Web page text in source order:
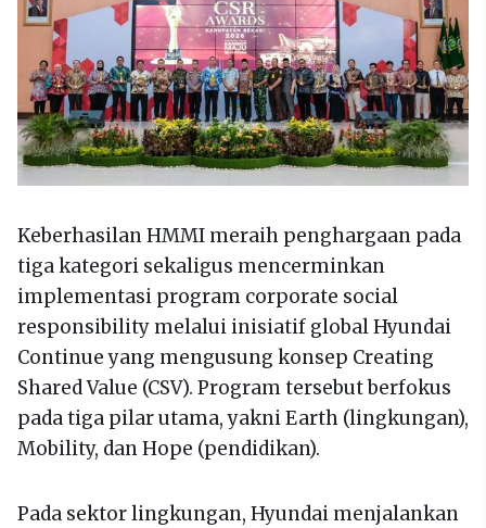
Keberhasilan HMMI meraih penghargaan pada
tiga kategori sekaligus mencerminkan
implementasi program corporate social
responsibility melalui inisiatif global Hyundai
Continue yang mengusung konsep Creating
Shared Value (CSV). Program tersebut berfokus
pada tiga pilar utama, yakni Earth (lingkungan),
Mobility, dan Hope (pendidikan).
Pada sektor lingkungan, Hyundai menjalankan